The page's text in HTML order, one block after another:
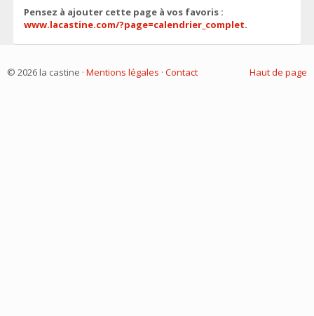
Pensez à ajouter cette page à vos favoris :
www.lacastine.com/?page=calendrier_complet.
Haut de page
© 2026 la castine · Mentions légales · Contact